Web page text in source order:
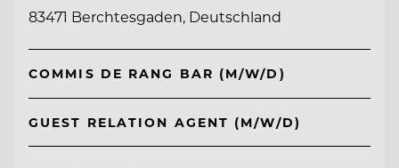
83471 Berchtesgaden, Deutschland
COMMIS DE RANG BAR (M/W/D)
GUEST RELATION AGENT (M/W/D)